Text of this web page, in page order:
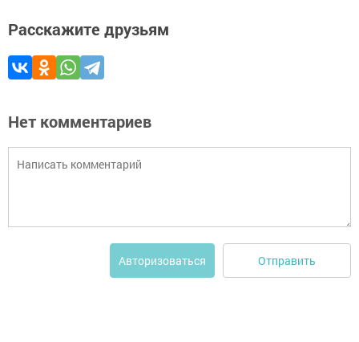
Расскажите друзьям
Нет комментариев
Авторизоваться Отправить